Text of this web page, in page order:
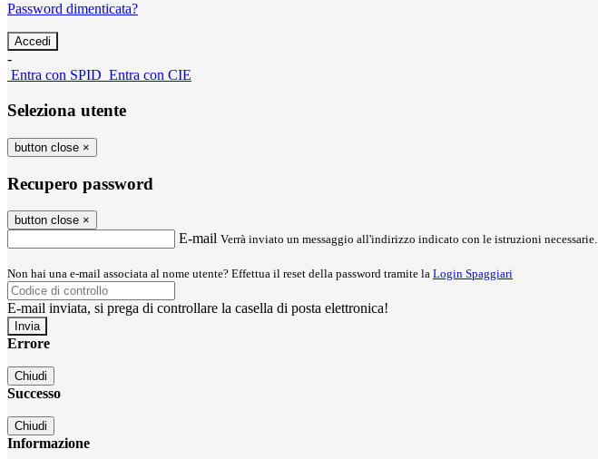
Password dimenticata?
-
Entra con SPID Entra con CIE
Seleziona utente
button close ×
Recupero password
button close ×
E-mail Verrà inviato un messaggio all'indirizzo indicato con le istruzioni necessarie.
Non hai una e-mail associata al nome utente? Effettua il reset della password tramite la Login Spaggiari
E-mail inviata, si prega di controllare la casella di posta elettronica!
Errore
Chiudi
Successo
Chiudi
Informazione